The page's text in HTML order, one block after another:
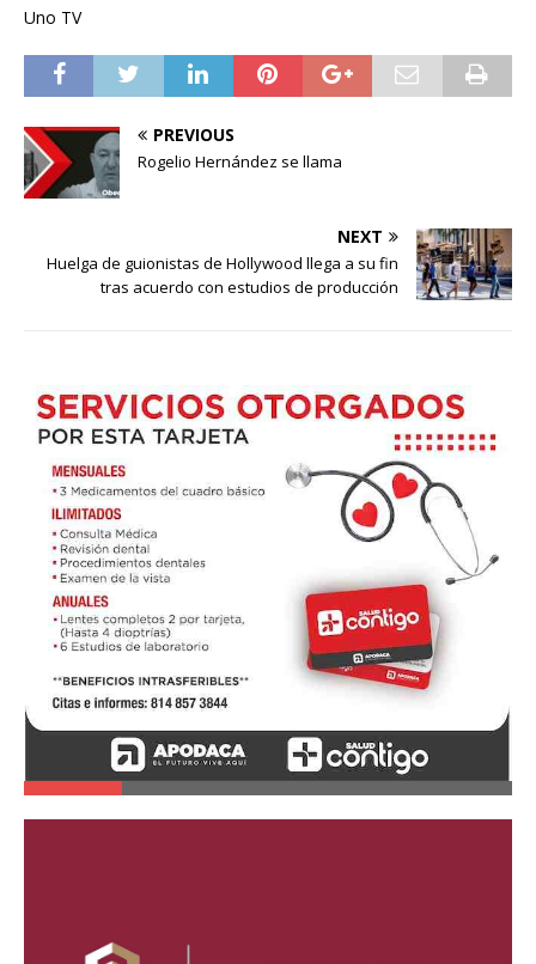
Uno TV
PREVIOUS
Rogelio Hernández se llama
NEXT
Huelga de guionistas de Hollywood llega a su fin
tras acuerdo con estudios de producción